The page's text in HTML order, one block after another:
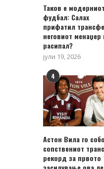
Таков е модерниот
фудбал: Салах
прифатил
неговиот менаџер
расипал?
јули 19, 2026
4
Астон Вила го
сопствениот
рекорд за првото